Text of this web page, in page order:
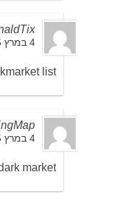
4 במרץ 2025 ב 0:08
list
4 במרץ 2025 ב 1:28
market